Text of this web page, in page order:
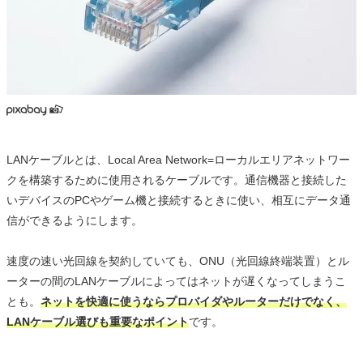
LANケーブルとは、Local Area Network=ローカルエリアネットワー
クを構築するために使用されるケーブルです。通信機器と接続した
いデバイスのPCやゲーム機と接続するときに使い、相互にデータ通
信ができるようにします。
速度の速い光回線を契約していても、ONU（光回線終端装置）とル
ーターの間のLANケーブルによってはネットが遅くなってしまうこ
とも。 ネットを快適に使うならプロバイダやルーターだけでなく、
LANケーブル選びも重要なポイントです。